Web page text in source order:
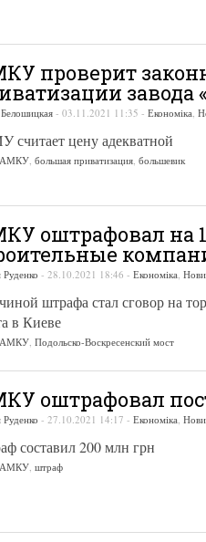
проверит
завода
- 03.11.2021 11:35 - Економіка,
считает цену адекватной
АМКУ, большая приватизация, большевик
оштрафовал на
- 28.10.2021 18:46 - Економіка,
штрафа стал сговор на
в Киеве
АМКУ, Подольско-Воскресенский мост
оштрафовал
- 27.10.2021 14:17 - Економіка,
составил 200 млн грн
АМКУ, штраф